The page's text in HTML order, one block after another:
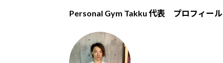
Personal Gym Takku 代表 プロフィール